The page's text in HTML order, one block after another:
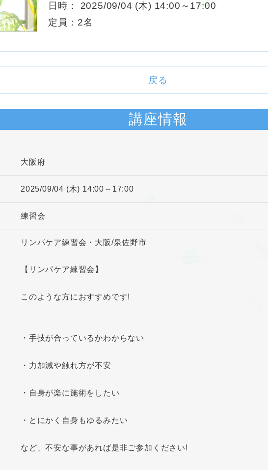
日時： 2025/09/04 (木) 14:00～17:00
定員：2名
戻る
講座情報
大阪府
2025/09/04 (木) 14:00～17:00
練習会
リンパケア練習会・大阪/泉佐野市
【リンパケア練習会】
このような方におすすめです!
・手技が合っているかわからない
・力加減や触れ方が不安
・自身が楽に施術をしたい
・とにかく自身もゆるみたい
など、不安な事があれば是非ご参加ください!